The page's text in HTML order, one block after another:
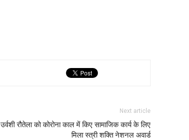
Next article
उर्वशी रौतेला को कोरोना काल में किए सामाजिक कार्य के लिए
मिला स्त्री शक्ति नेशनल अवार्ड